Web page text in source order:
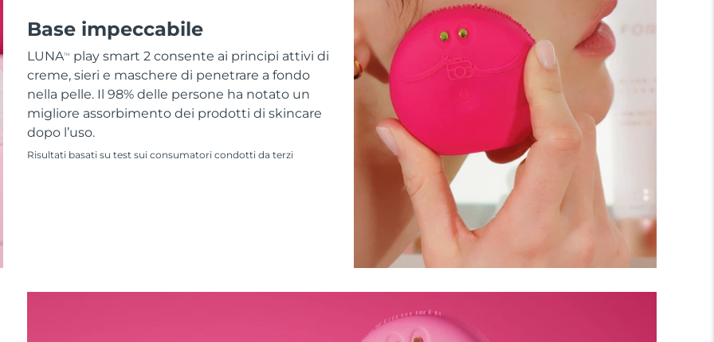
Base impeccabile
LUNATM
play smart 2 consente ai principi attivi di
creme, sieri e maschere di penetrare a fondo
nella pelle. Il 98% delle persone ha notato un
migliore assorbimento dei prodotti di skincare
dopo l’uso.
Risultati basati su test sui consumatori condotti da terzi